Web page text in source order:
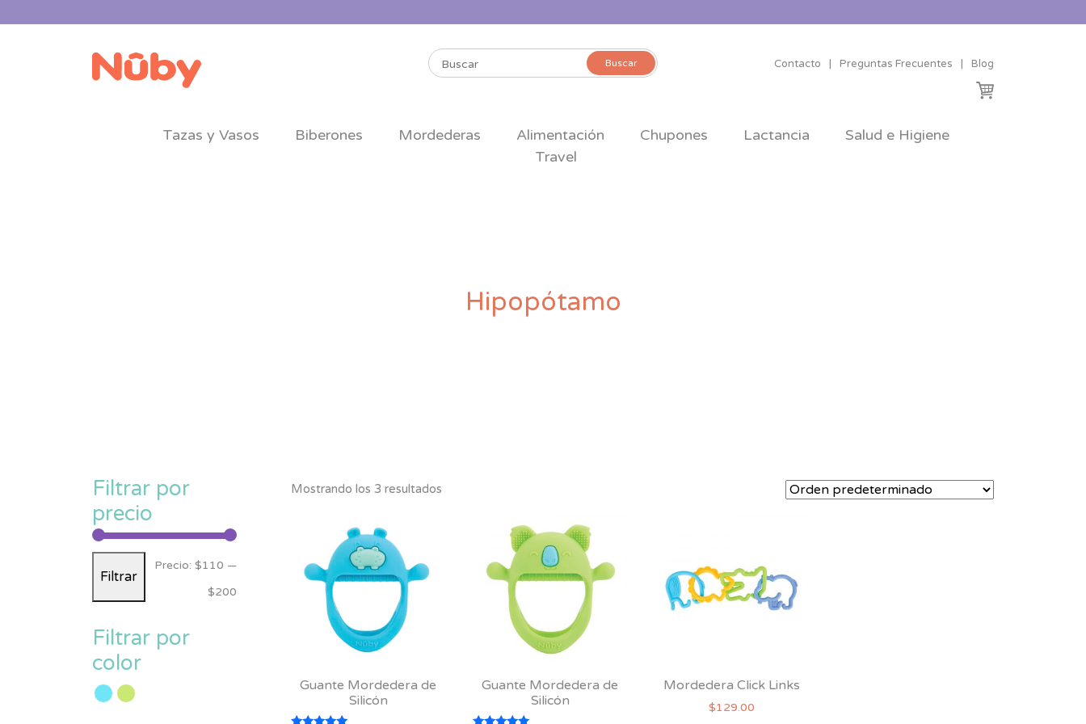
Buscar
Buscar Contacto Preguntas Frecuentes Blog
Tazas y Vasos Biberones Mordederas Alimentación Chupones Lactancia
Salud e Higiene
Travel
Hipopótamo
Mostrando los 3 resultados
Guante Mordedera de
Silicón
Guante Mordedera de
Silicón
Mordedera Click Links
$129.00
Filtrar por
precio
Precio
mínimo
Precio
máximo
Filtrar
Precio: $110 —
$200
Filtrar por
color